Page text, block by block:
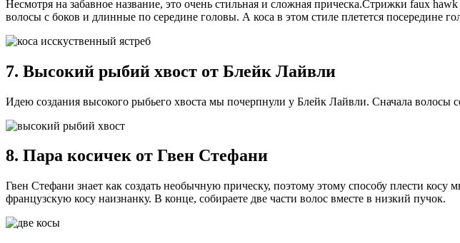
Несмотря на забавное название, это очень стильная и сложная прическа.Стрижки faux
волосы с боков и длинные по середине головы. А коса в этом стиле плетется посередине
7. Высокий рыбий хвост от Блейк Лайвли
Идею создания высокого рыбьего хвоста мы почерпнули у Блейк Лайвли. Сначала волосы
8. Пара косичек от Гвен Стефани
Гвен Стефани знает как создать необычную прическу, поэтому этому способу плести
французскую косу наизнанку. В конце, собираете две части волос вместе в низкий пучок.